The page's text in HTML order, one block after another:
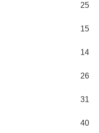
25
15
14
26
31
40